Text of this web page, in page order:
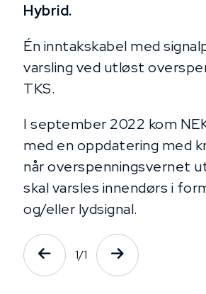
Hybrid.
Én inntakskabel med
varsling ved utløst
TKS.
I september 2022 kom
med en oppdatering med
når overspenningsvernet
skal varsles innendørs i
og/eller lydsignal.
1/1